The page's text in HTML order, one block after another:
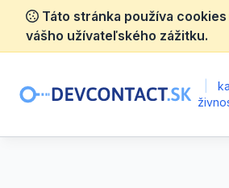
Táto stránka používa
vášho užívateľského zážitku.